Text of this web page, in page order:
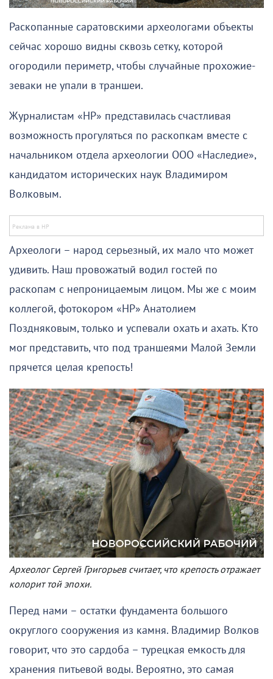
Раскопанные саратовскими археологами объекты
сейчас хорошо видны сквозь сетку, которой
огородили периметр, чтобы случайные прохожие-
зеваки не упали в траншеи.
Журналистам «НР» представилась счастливая
возможность прогуляться по раскопкам вместе с
начальником отдела археологии ООО «Наследие»,
кандидатом исторических наук Владимиром
Волковым.
Археологи – народ серьезный, их мало что может
удивить. Наш провожатый водил гостей по
раскопам с непроницаемым лицом. Мы же с моим
коллегой, фотокором «НР» Анатолием
Поздняковым, только и успевали охать и ахать. Кто
мог представить, что под траншеями Малой Земли
прячется целая крепость!
Археолог Сергей Григорьев считает, что крепость отражает
колорит той эпохи.
Перед нами – остатки фундамента большого
округлого сооружения из камня. Владимир Волков
говорит, что это сардоба – турецкая емкость для
хранения питьевой воды. Вероятно, это самая